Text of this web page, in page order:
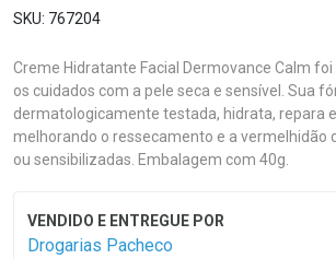
767204
Creme Hidratante Facial Dermovance Calm
os cuidados com a pele seca e sensível. Sua
dermatologicamente testada, hidrata, repara
melhorando o ressecamento e a vermelhidão
ou sensibilizadas. Embalagem com 40g.
Drogarias Pacheco